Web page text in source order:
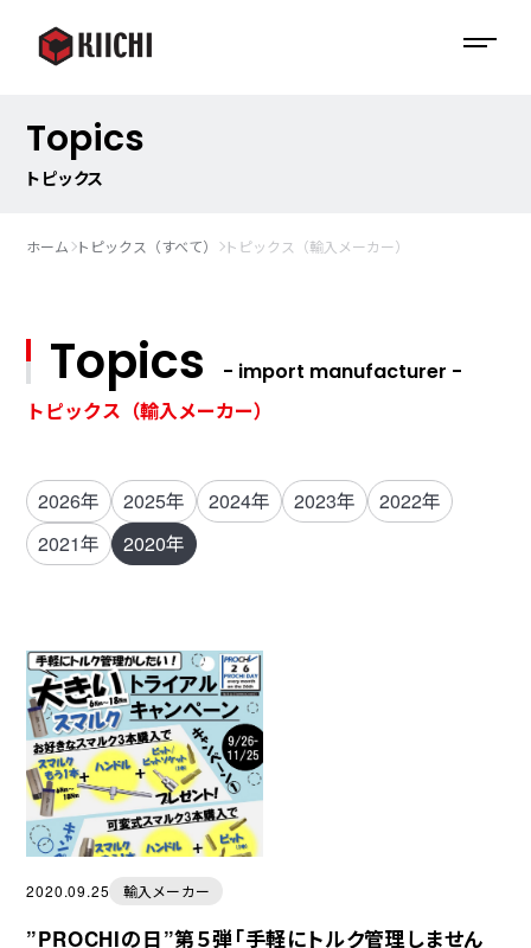
Topics
トピックス
ホーム トピックス（すべて） トピックス（輸入メーカー）
Topics
- import manufacturer -
トピックス（輸入メーカー）
2026年 2025年 2024年 2023年
2022年
2021年
2020年
2020.09.25 輸入メーカー
”PROCHIの日”第５弾「手軽にトルク管理しません